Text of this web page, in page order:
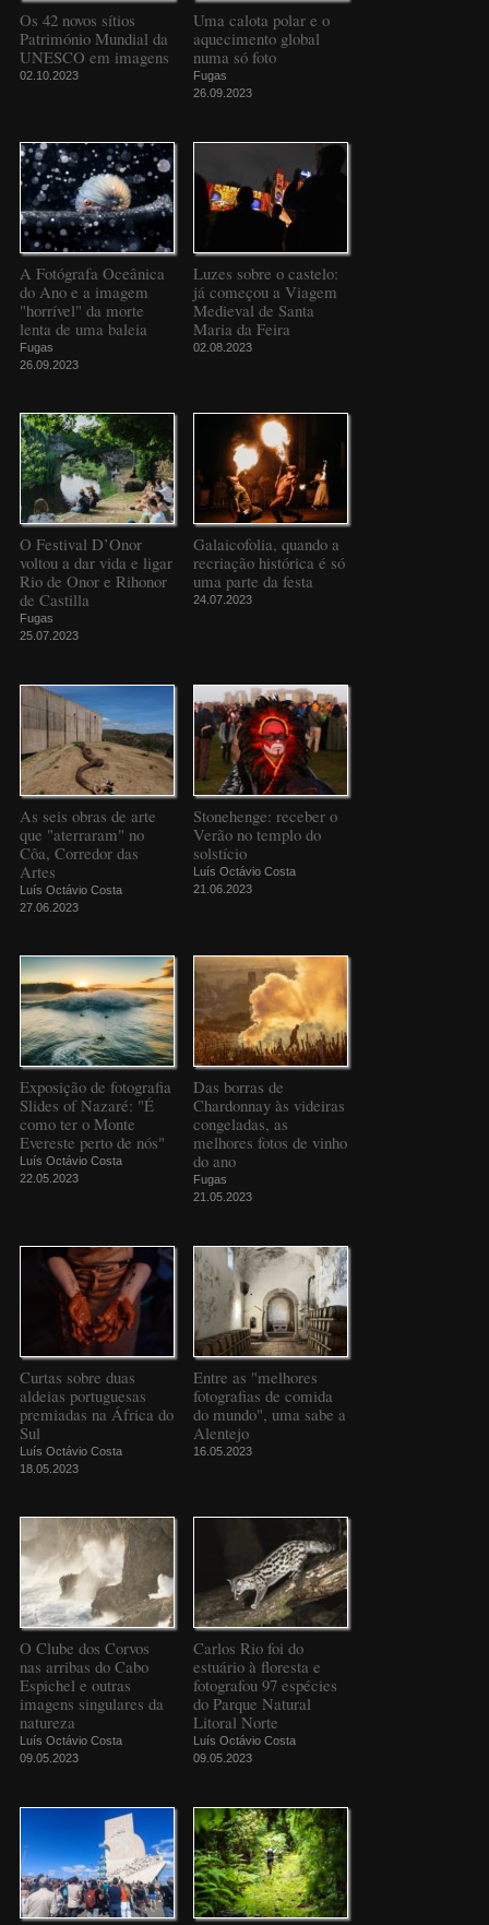
Os 42 novos sítios
Património Mundial da
UNESCO em imagens
02.10.2023
Uma calota polar e o
aquecimento global
numa só foto
Fugas
26.09.2023
A Fotógrafa Oceânica
do Ano e a imagem
"horrível" da morte
lenta de uma baleia
Fugas
26.09.2023
Luzes sobre o castelo:
já começou a Viagem
Medieval de Santa
Maria da Feira
02.08.2023
O Festival D’Onor
voltou a dar vida e ligar
Rio de Onor e Rihonor
de Castilla
Fugas
25.07.2023
Galaicofolia, quando a
recriação histórica é só
uma parte da festa
24.07.2023
As seis obras de arte
que "aterraram" no
Côa, Corredor das
Artes
Luís Octávio Costa
27.06.2023
Stonehenge: receber o
Verão no templo do
solstício
Luís Octávio Costa
21.06.2023
Exposição de fotografia
Slides of Nazaré: "É
como ter o Monte
Evereste perto de nós"
Luís Octávio Costa
22.05.2023
Das borras de
Chardonnay às videiras
congeladas, as
melhores fotos de vinho
do ano
Fugas
21.05.2023
Curtas sobre duas
aldeias portuguesas
premiadas na África do
Sul
Luís Octávio Costa
18.05.2023
Entre as "melhores
fotografias de comida
do mundo", uma sabe a
Alentejo
16.05.2023
O Clube dos Corvos
nas arribas do Cabo
Espichel e outras
imagens singulares da
natureza
Luís Octávio Costa
09.05.2023
Carlos Rio foi do
estuário à floresta e
fotografou 97 espécies
do Parque Natural
Litoral Norte
Luís Octávio Costa
09.05.2023